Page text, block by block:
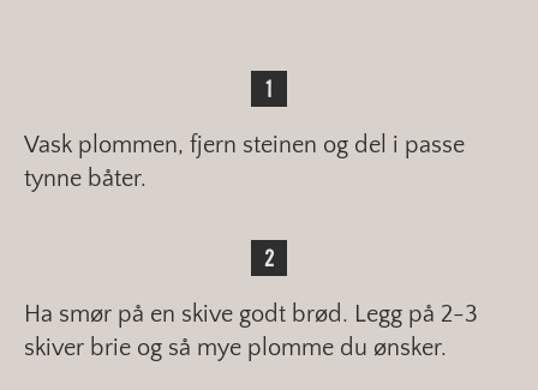
Vask plommen, fjern steinen og del i passe
tynne båter.
Ha smør på en skive godt brød. Legg på 2-3
skiver brie og så mye plomme du ønsker.